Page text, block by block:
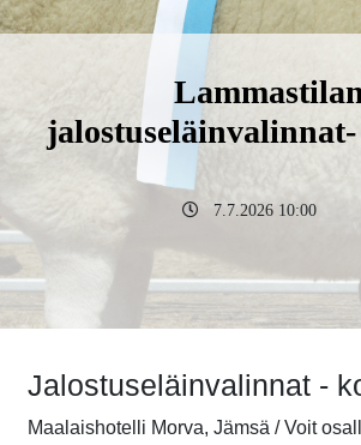
7.7.2026 10:00
Jalostuseläinvalinnat -
Maalaishotelli Morva, Jämsä /Voit